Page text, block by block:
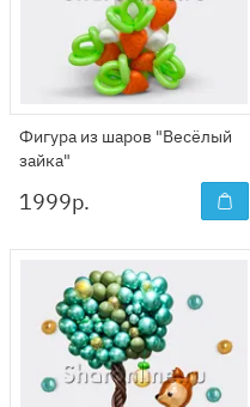
Фигура из шаров "Весёлый
зайка"
1999р.